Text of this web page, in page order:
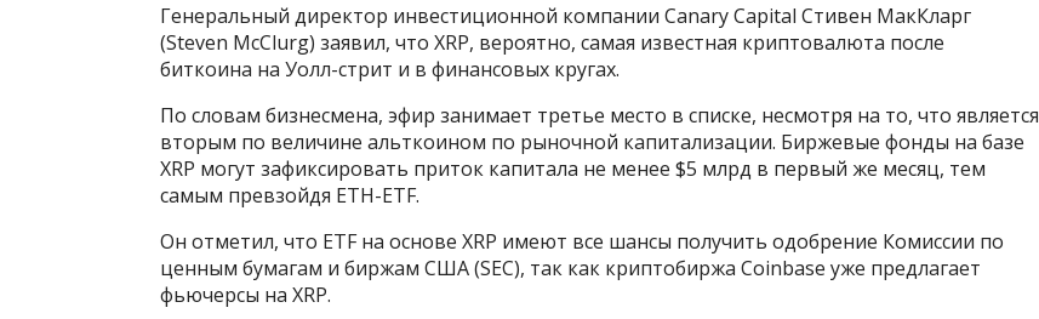
Генеральный директор инвестиционной компании Canary Capital Стивен МакКларг
(Steven McClurg) заявил, что XRP, вероятно, самая известная криптовалюта после
биткоина на Уолл-стрит и в финансовых кругах.
По словам бизнесмена, эфир занимает третье место в списке, несмотря на то, что является
вторым по величине альткоином по рыночной капитализации. Биржевые фонды на базе
XRP могут зафиксировать приток капитала не менее $5 млрд в первый же месяц, тем
самым превзойдя ETH-ETF.
Он отметил, что ETF на основе XRP имеют все шансы получить одобрение Комиссии по
ценным бумагам и биржам США (SEC), так как криптобиржа Coinbase уже предлагает
фьючерсы на XRP.